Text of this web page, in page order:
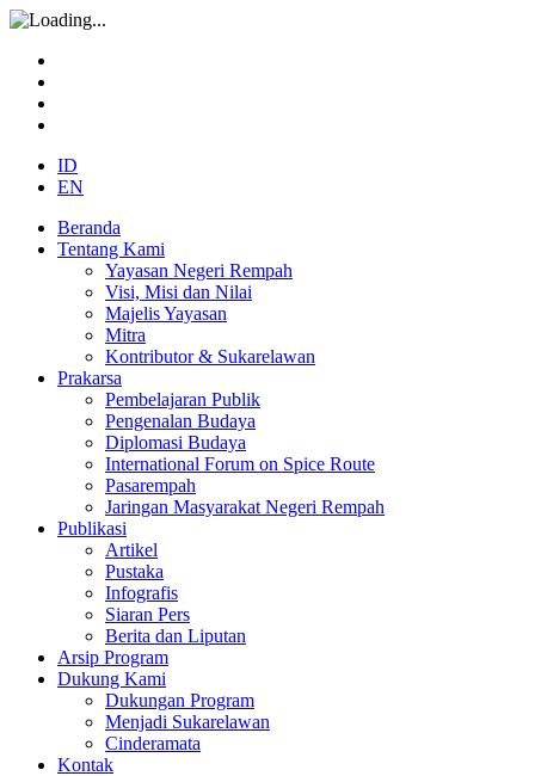
ID
EN
Beranda
Tentang Kami
Yayasan Negeri Rempah
Visi, Misi dan Nilai
Majelis Yayasan
Mitra
Kontributor & Sukarelawan
Prakarsa
Pembelajaran Publik
Pengenalan Budaya
Diplomasi Budaya
International Forum on Spice Route
Pasarempah
Jaringan Masyarakat Negeri Rempah
Publikasi
Artikel
Pustaka
Infografis
Siaran Pers
Berita dan Liputan
Arsip Program
Dukung Kami
Dukungan Program
Menjadi Sukarelawan
Cinderamata
Kontak